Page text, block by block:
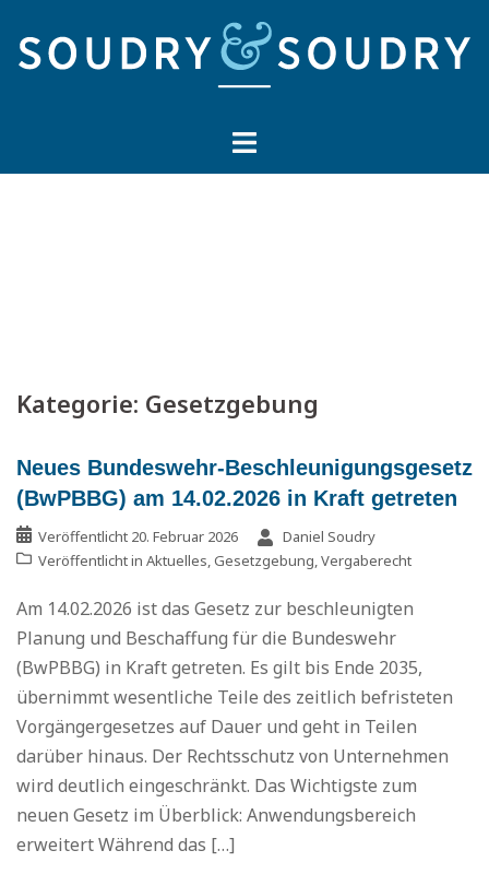
zum
Inhalt
Kategorie: Gesetzgebung
Neues Bundeswehr-Beschleunigungsgesetz
(BwPBBG) am 14.02.2026 in Kraft getreten
Veröffentlicht 20. Februar 2026
Daniel Soudry
Veröffentlicht in Aktuelles,Gesetzgebung,Vergaberecht
Am 14.02.2026 ist das Gesetz zur beschleunigten
Planung und Beschaffung für die Bundeswehr
(BwPBBG) in Kraft getreten. Es gilt bis Ende 2035,
übernimmt wesentliche Teile des zeitlich befristeten
Vorgängergesetzes auf Dauer und geht in Teilen
darüber hinaus. Der Rechtsschutz von Unternehmen
wird deutlich eingeschränkt. Das Wichtigste zum
neuen Gesetz im Überblick: Anwendungsbereich
erweitert Während das […]